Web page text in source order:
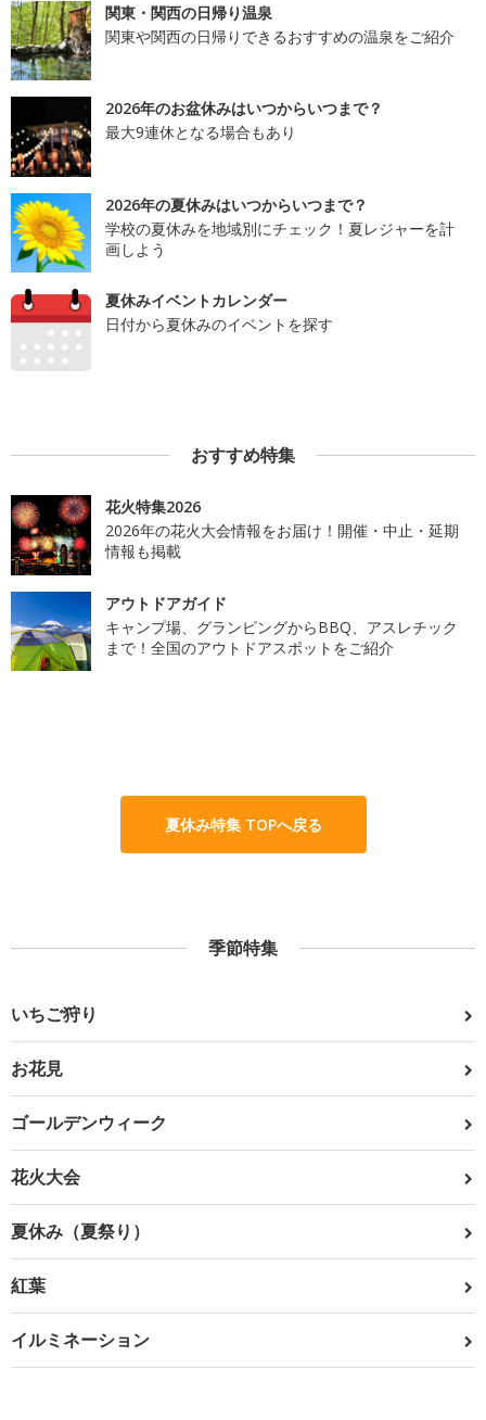
関東・関西の日帰り温泉
関東や関西の日帰りできるおすすめの温泉をご紹介
2026年のお盆休みはいつからいつまで？
最大9連休となる場合もあり
2026年の夏休みはいつからいつまで？
学校の夏休みを地域別にチェック！夏レジャーを計
画しよう
夏休みイベントカレンダー
日付から夏休みのイベントを探す
おすすめ特集
花火特集2026
2026年の花火大会情報をお届け！開催・中止・延期
情報も掲載
アウトドアガイド
キャンプ場、グランピングからBBQ、アスレチック
まで！全国のアウトドアスポットをご紹介
夏休み特集 TOPへ戻る
季節特集
いちご狩り
お花見
ゴールデンウィーク
花火大会
夏休み（夏祭り）
紅葉
イルミネーション